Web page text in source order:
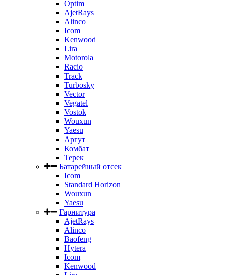
Optim
AjetRays
Alinco
Icom
Kenwood
Lira
Motorola
Racio
Track
Turbosky
Vector
Vegatel
Vostok
Wouxun
Yaesu
Аргут
Комбат
Терек
Батарейный отсек
Icom
Standard Horizon
Wouxun
Yaesu
Гарнитура
AjetRays
Alinco
Baofeng
Hytera
Icom
Kenwood